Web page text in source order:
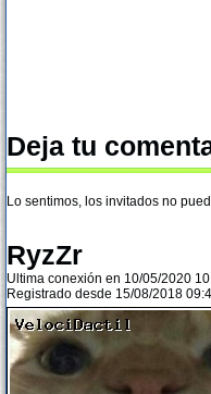
Deja tu
Lo sentimos, los invitados no
RyzZr
Ultima conexión en 10/05/2020
Registrado desde 15/08/2018